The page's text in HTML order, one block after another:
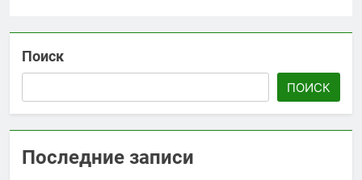
Поиск
ПОИСК
Последние записи